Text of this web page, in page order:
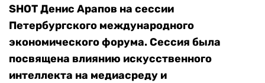
SHOT Денис Арапов на сессии
Петербургского международного
экономического форума. Сессия была
посвящена влиянию искусственного
интеллекта на медиасреду и